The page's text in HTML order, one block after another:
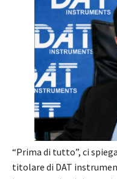
“Prima di tutto”, ci
titolare di DAT